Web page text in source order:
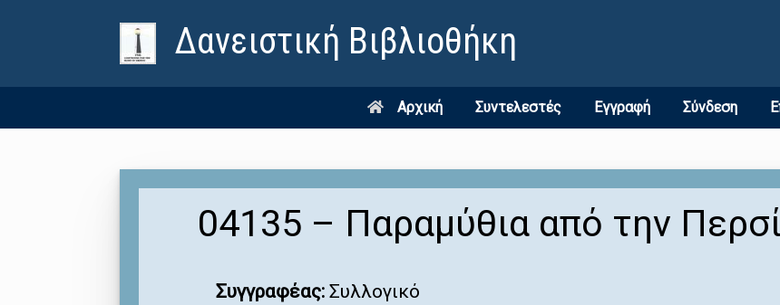
Δανειστική Βιβλιοθήκη
Αρχική Συντελεστές Εγγραφή Σύνδεση
04135 – Παραμύθια από την
Συγγραφέας: Συλλογικό